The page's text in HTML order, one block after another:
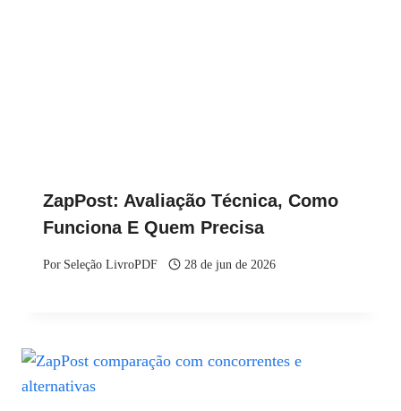
ZapPost: Avaliação Técnica, Como
Funciona E Quem Precisa
Por Seleção LivroPDF 28 de jun de 2026